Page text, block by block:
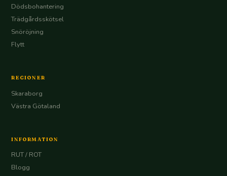
Dödsbohantering
Trädgårdsskötsel
Snöröjning
Flytt
REGIONER
Skaraborg
Västra Götaland
INFORMATION
RUT / ROT
Blogg